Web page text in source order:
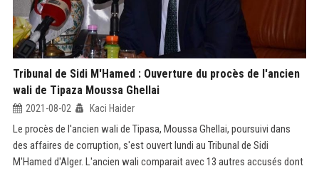
Tribunal de Sidi M'Hamed : Ouverture du procès de l'ancien
wali de Tipaza Moussa Ghellai
2021-08-02 Kaci Haider
Le procès de l'ancien wali de Tipasa, Moussa Ghellai, poursuivi dans
des affaires de corruption, s'est ouvert lundi au Tribunal de Sidi
M'Hamed d'Alger. L'ancien wali comparait avec 13 autres accusés dont